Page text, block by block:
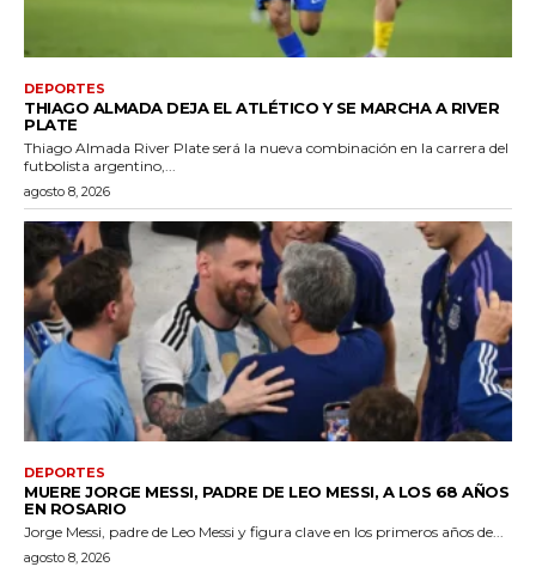
DEPORTES
THIAGO ALMADA DEJA EL ATLÉTICO Y SE MARCHA A RIVER
PLATE
Thiago Almada River Plate será la nueva combinación en la carrera del
futbolista argentino,...
agosto 8, 2026
DEPORTES
MUERE JORGE MESSI, PADRE DE LEO MESSI, A LOS 68 AÑOS
EN ROSARIO
Jorge Messi, padre de Leo Messi y figura clave en los primeros años de...
agosto 8, 2026